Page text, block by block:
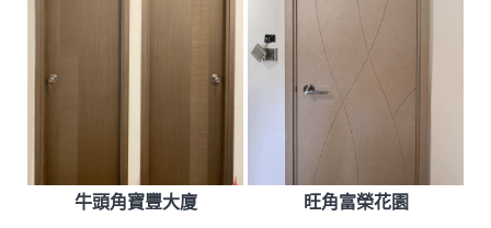
牛頭角寶豐大廈 旺角富榮花園